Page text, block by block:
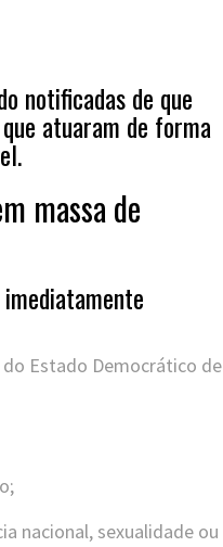
notificadas de que
atuaram de forma
massa de
Estado Democrático de
nacional, sexualidade ou